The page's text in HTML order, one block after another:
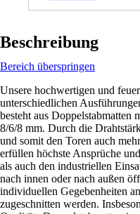
Beschreibung
Bereich überspringen
Unsere hochwertigen und
unterschiedlichen
besteht aus Doppelstabmatten
8/6/8 mm. Durch die
und somit den Toren auch
erfüllen höchste Ansprüche
als auch den industriellen
nach innen oder nach außen
individuellen Gegebenheiten
zugeschnitten werden.